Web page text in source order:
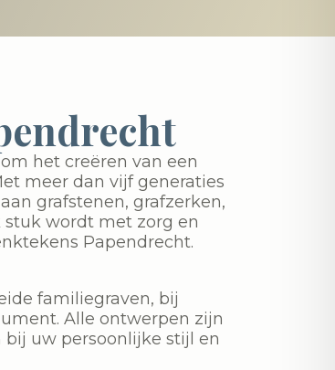
het creëren van een
meer dan vijf generaties
grafstenen, grafzerken,
wordt met zorg en
Papendrecht.
familiegraven, bij
Alle ontwerpen zijn
uw persoonlijke stijl en